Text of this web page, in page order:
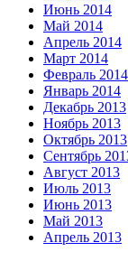
Июнь 2014
Май 2014
Апрель 2014
Март 2014
Февраль 2014
Январь 2014
Декабрь 2013
Ноябрь 2013
Октябрь 2013
Сентябрь
Август 2013
Июль 2013
Июнь 2013
Май 2013
Апрель 2013